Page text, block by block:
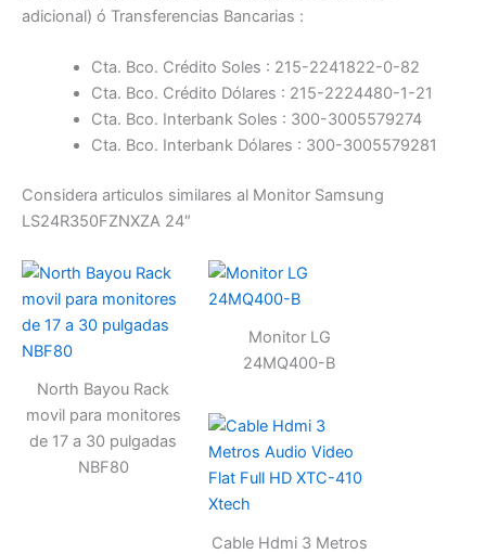
adicional) ó Transferencias Bancarias :
Cta. Bco. Crédito Soles : 215-2241822-0-82
Cta. Bco. Crédito Dólares : 215-2224480-1-21
Cta. Bco. Interbank Soles : 300-3005579274
Cta. Bco. Interbank Dólares : 300-3005579281
Considera articulos similares al Monitor Samsung
LS24R350FZNXZA 24″
North Bayou Rack
movil para monitores
de 17 a 30 pulgadas
NBF80
Monitor LG
24MQ400-B
Cable Hdmi 3 Metros